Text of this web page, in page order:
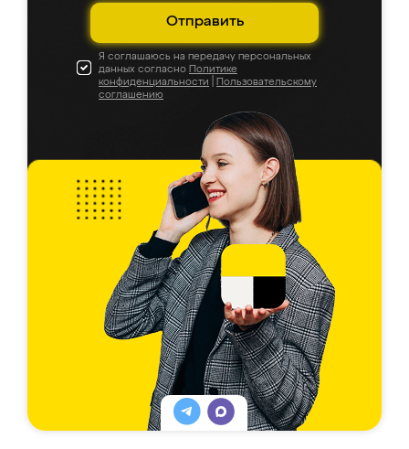
Отправить
Я соглашаюсь на передачу персональных
данных согласно Политике
конфиденциальности
Пользовательскому
соглашению